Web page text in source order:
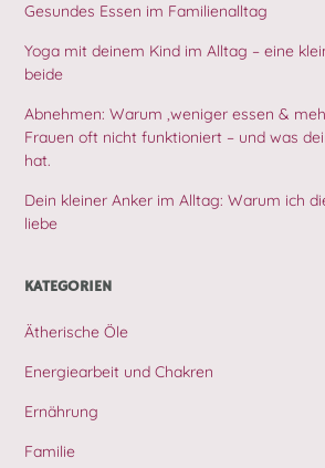
Gesundes Essen im Familienalltag
Yoga mit deinem Kind im Alltag – eine
beide
Abnehmen: Warum ‚weniger essen &
Frauen oft nicht funktioniert – und was
hat.
Dein kleiner Anker im Alltag: Warum ich
liebe
KATEGORIEN
Ätherische Öle
Energiearbeit und Chakren
Ernährung
Familie